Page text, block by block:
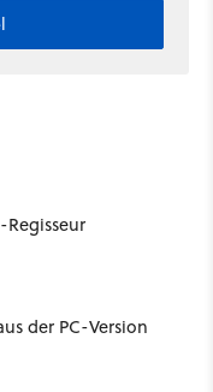
der PC-Version